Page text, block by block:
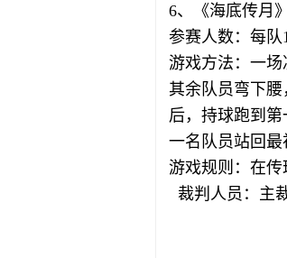
6、《海底传月
参赛人数：每队
游戏方法：一场
其余队员弯下
后，持球跑到
一名队员站回
游戏规则：在传
裁判人员：主